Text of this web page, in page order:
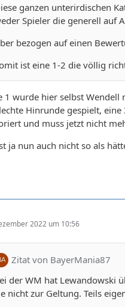
ganzen unterirdischen
Spieler die generell auf
bezogen auf einen
ist eine 1-2 die völlig
1 wurde hier selbst Wendell
Hinrunde gespielt,
und muss jetzt nicht
ja nun auch nicht so als
2022 um 10:56
Zitat von BayerMania87
der WM hat Lewandowski
nicht zur Geltung. Teils